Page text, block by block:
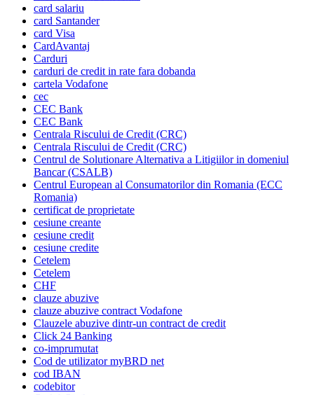
card salariu
card Santander
card Visa
CardAvantaj
Carduri
carduri de credit in rate fara dobanda
cartela Vodafone
cec
CEC Bank
CEC Bank
Centrala Riscului de Credit (CRC)
Centrala Riscului de Credit (CRC)
Centrul de Solutionare Alternativa a Litigiilor in domeniul
Bancar (CSALB)
Centrul European al Consumatorilor din Romania (ECC
Romania)
certificat de proprietate
cesiune creante
cesiune credit
cesiune credite
Cetelem
Cetelem
CHF
clauze abuzive
clauze abuzive contract Vodafone
Clauzele abuzive dintr-un contract de credit
Click 24 Banking
co-imprumutat
Cod de utilizator myBRD net
cod IBAN
codebitor